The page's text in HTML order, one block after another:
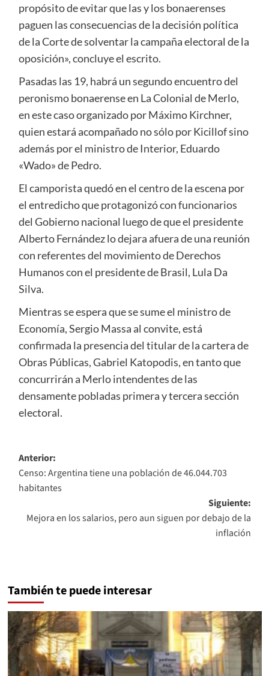
propósito de evitar que las y los bonaerenses
paguen las consecuencias de la decisión política
de la Corte de solventar la campaña electoral de la
oposición», concluye el escrito.
Pasadas las 19, habrá un segundo encuentro del
peronismo bonaerense en La Colonial de Merlo,
en este caso organizado por Máximo Kirchner,
quien estará acompañado no sólo por Kicillof sino
además por el ministro de Interior, Eduardo
«Wado» de Pedro.
El camporista quedó en el centro de la escena por
el entredicho que protagonizó con funcionarios
del Gobierno nacional luego de que el presidente
Alberto Fernández lo dejara afuera de una reunión
con referentes del movimiento de Derechos
Humanos con el presidente de Brasil, Lula Da
Silva.
Mientras se espera que se sume el ministro de
Economía, Sergio Massa al convite, está
confirmada la presencia del titular de la cartera de
Obras Públicas, Gabriel Katopodis, en tanto que
concurrirán a Merlo intendentes de las
densamente pobladas primera y tercera sección
electoral.
Navegación
de
entradas
Anterior:
Censo: Argentina tiene una población de 46.044.703
habitantes
Siguiente:
Mejora en los salarios, pero aun siguen por debajo de la
inflación
También te puede interesar